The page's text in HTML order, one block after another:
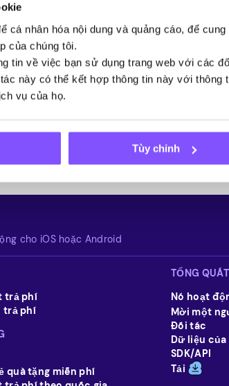
cá nhân hóa nội dung và quảng cáo, để
của chúng tôi.
tin về việc bạn sử dụng trang web với các
này có thể kết hợp thông tin này với thông
vụ của họ.
Tùy chỉnh
cho iOS hoặc Android
trả phí
trả phí
quà tặng miễn phí
TỔNG QUÁT
Nó hoạt
Mời một
Đối tác
Dữ liệu
SDK/API
Tải